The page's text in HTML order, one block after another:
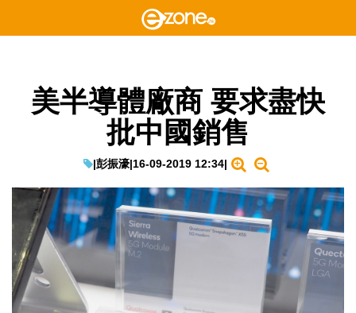
美半導體廠商 要求盡快
批中國銷售
|彭振濠|16-09-2019 12:34|